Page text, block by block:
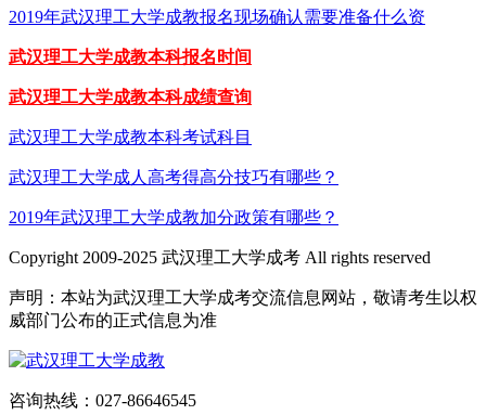
2019年武汉理工大学成教报名现场确认需要准备什么资
武汉理工大学成教本科报名时间
武汉理工大学成教本科成绩查询
武汉理工大学成教本科考试科目
武汉理工大学成人高考得高分技巧有哪些？
2019年武汉理工大学成教加分政策有哪些？
Copyright 2009-2025 武汉理工大学成考 All rights reserved
声明：本站为武汉理工大学成考交流信息网站，敬请考生以权
威部门公布的正式信息为准
咨询热线：027-86646545